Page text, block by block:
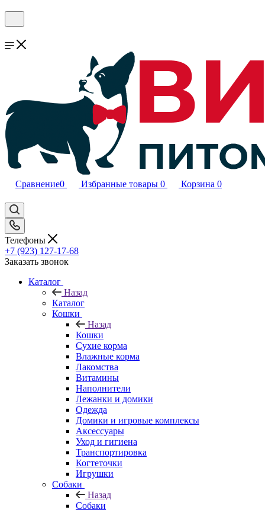
Сравнение0 Избранные товары 0 Корзина 0
Телефоны
+7 (923) 127-17-68
Заказать звонок
Каталог
Назад
Каталог
Кошки
Назад
Кошки
Сухие корма
Влажные корма
Лакомства
Витамины
Наполнители
Лежанки и домики
Одежда
Домики и игровые комплексы
Аксессуары
Уход и гигиена
Транспортировка
Когтеточки
Игрушки
Собаки
Назад
Собаки